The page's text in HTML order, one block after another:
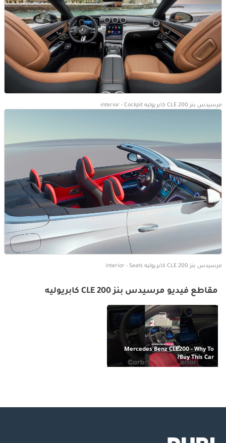
مرسيدس بنز CLE 200 كابريوليه interior - Cockpit
مرسيدس بنز CLE 200 كابريوليه interior - Seats
مقاطع فيديو مرسيدس بنز CLE 200 كابريوليه
Mercedes Benz CLE200 - Why To
Buy This Car?